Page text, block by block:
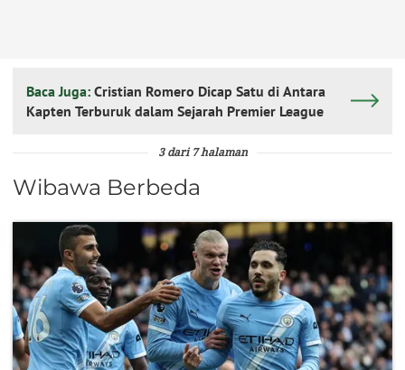
Baca Juga: Cristian Romero Dicap Satu di Antara
Kapten Terburuk dalam Sejarah Premier League
3 dari 7 halaman
Wibawa Berbeda